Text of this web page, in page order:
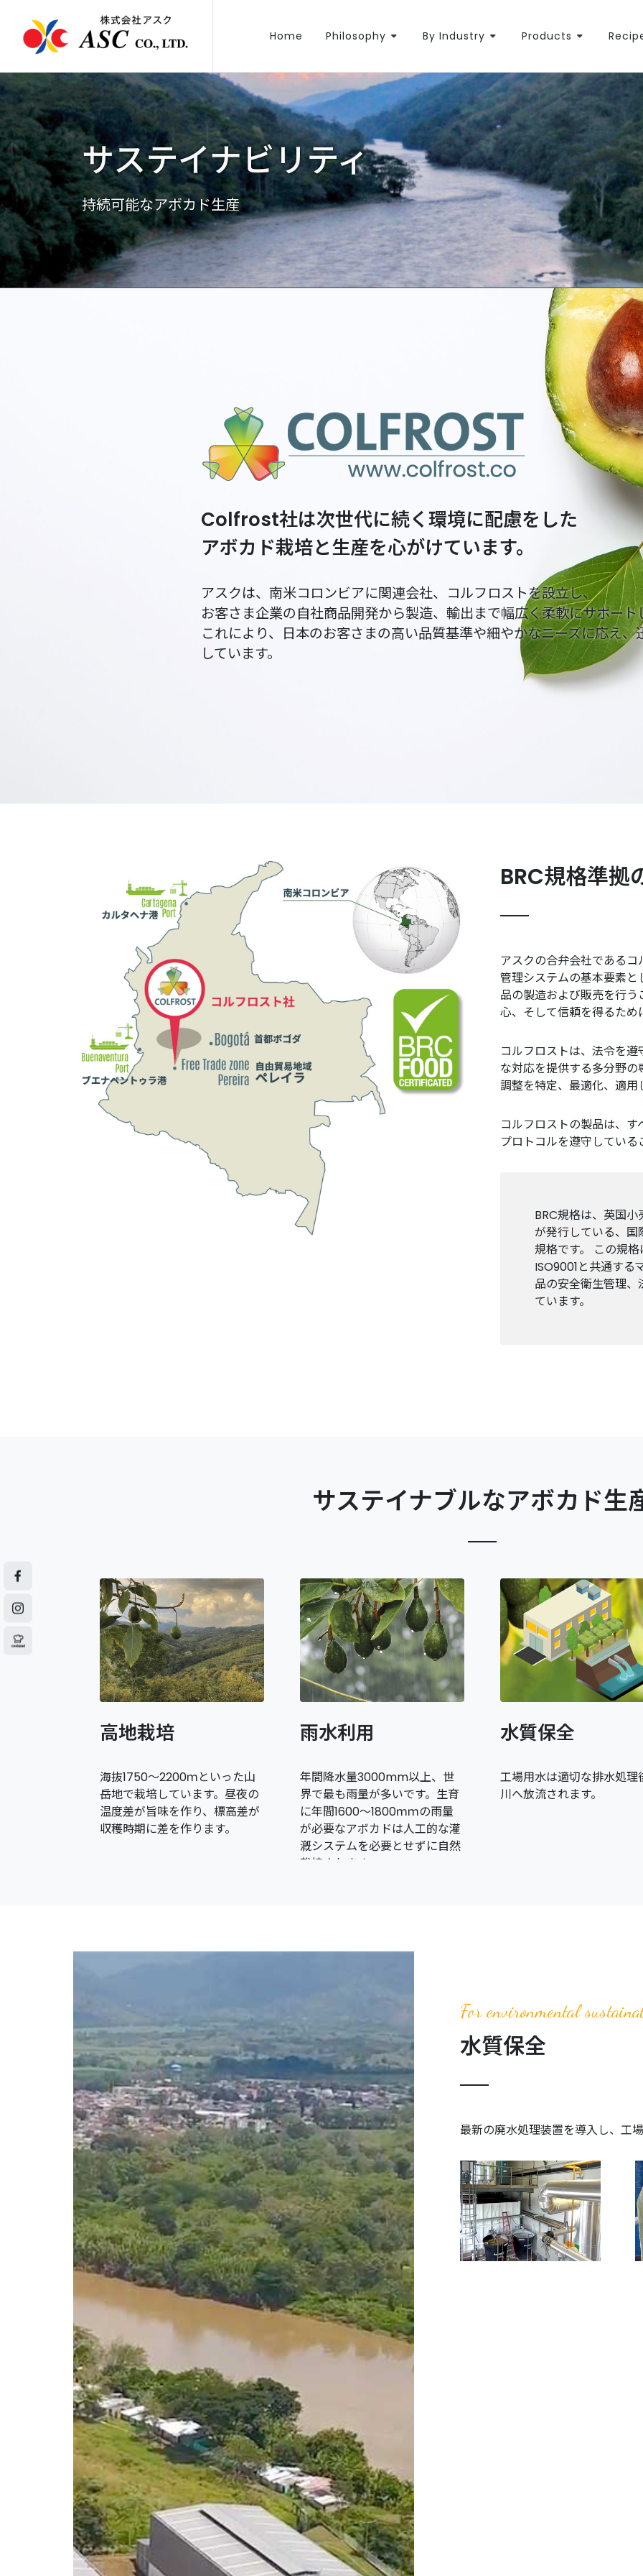
Home Philosophy By Industry Products
サステイナビリティ
持続可能なアボカド生産
Colfrost社は次世代に続く環境に配慮をした
アボカド栽培と生産を心がけています。
アスクは、南米コロンビアに関連会社、コルフロストを設立し、
お客さま企業の自社商品開発から製造、輸出まで幅広く柔軟にサポート
これにより、日本のお客さまの高い品質基準や細やかなニーズに応え、
しています。
BRC規格準拠
アスクの合弁会社である
管理システムの基本要素
品の製造および販売を行
心、そして信頼を得るため
コルフロストは、法令を
な対応を提供する多分野
調整を特定、最適化、適
コルフロストの製品は、
プロトコルを遵守してい
BRC規格は、英国
が発行している、
規格です。 この規
ISO9001と共通する
品の安全衛生管理
ています。
サステイナブルなアボカド生
高地栽培
海抜1750〜2200ｍといった山
岳地で栽培しています。昼夜の
温度差が旨味を作り、標高差が
収穫時期に差を作ります。
雨水利用
年間降水量3000mm以上、世
界で最も雨量が多いです。生育
に年間1600～1800ｍｍの雨量
が必要なアボカドは人工的な灌
漑システムを必要とせずに自然
栽培されます。
水質保全
工場用水は適切な排水処理
川へ放流されます。
For environmental
水質保全
最新の廃水処理装置を導入し、工